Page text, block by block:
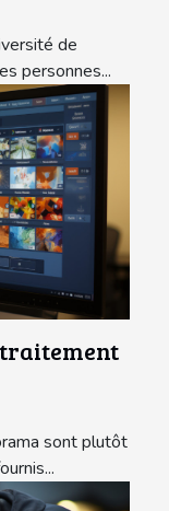
de
personnes...
traitement
sont plutôt